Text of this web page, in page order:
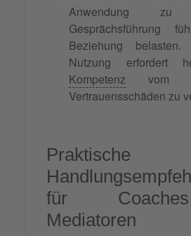
Anwendung zu
Gesprächsführung
Beziehung
Nutzung erfordert
Kompetenz vom
Vertrauensschäden zu
Praktische
für
Mediatoren